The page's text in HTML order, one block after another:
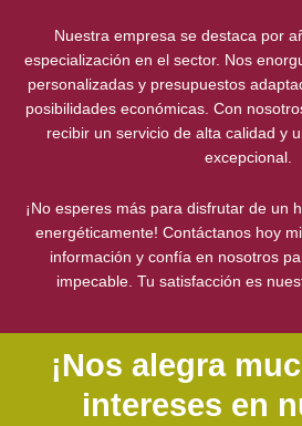
Nuestra empresa se destaca por
especialización en el sector. Nos
personalizadas y presupuestos
posibilidades económicas. Con
recibir un servicio de alta calidad y
excepcional.
¡No esperes más para disfrutar de un
energéticamente! Contáctanos hoy
información y confía en nosotros
impecable. Tu satisfacción es
¡Nos alegra
intereses en